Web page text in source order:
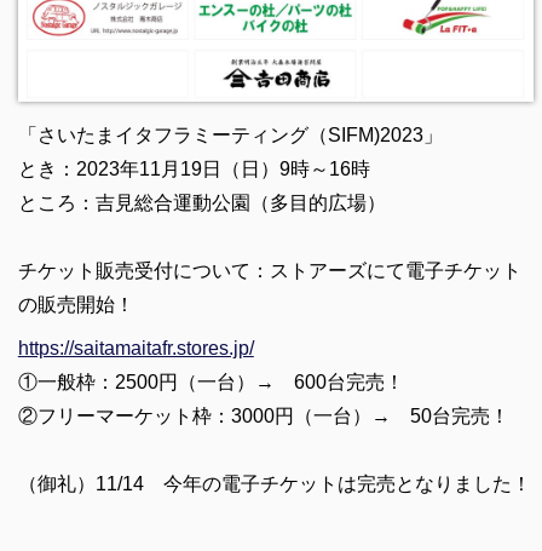
「さいたまイタフラミーティング（SIFM)2023」
とき：2023年11月19日（日）9時～16時
ところ：吉見総合運動公園（多目的広場）
チケット販売受付について： ストアーズにて電子チケット
の販売開始！
https://saitamaitafr.stores.jp/
①一般枠：2500円（一台）→ 600台完売！
②フリーマーケット枠：3000円（一台）→ 50台完売！
（御礼）11/14 今年の電子チケットは完売となりました！